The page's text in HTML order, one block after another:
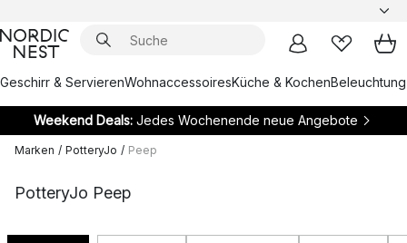
Geschirr & ServierenWohnaccessoiresKüche & KochenBeleuchtung
Weekend Deals:Jedes Wochenende neue Angebote
Marken / PotteryJo / Peep
PotteryJo Peep